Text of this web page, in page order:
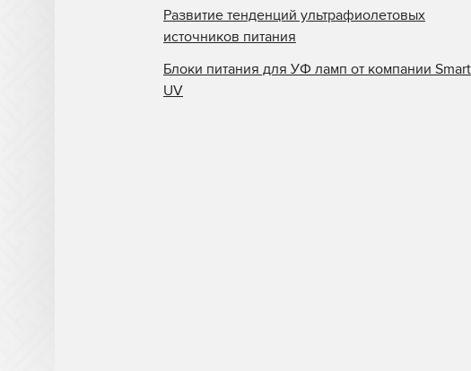
Развитие тенденций ультрафиолетовых
источников питания
Блоки питания для УФ ламп от компании
UV